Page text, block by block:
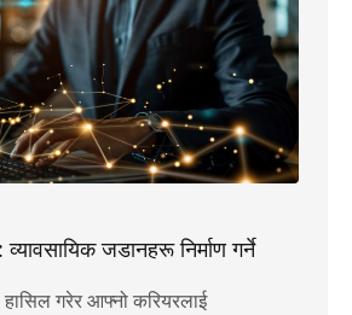
जडानहरू निर्माण गर्ने
हासिल गरेर आफ्नो करियरलाई